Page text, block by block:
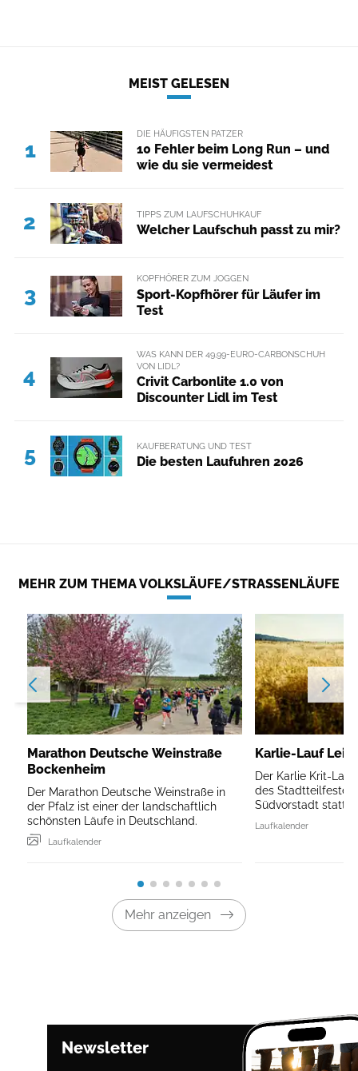
MEIST GELESEN
1
DIE HÄUFIGSTEN PATZER
10 Fehler beim Long Run – und
wie du sie vermeidest
2 TIPPS ZUM LAUFSCHUHKAUF
Welcher Laufschuh passt zu mir?
3
KOPFHÖRER ZUM JOGGEN
Sport-Kopfhörer für Läufer im
Test
4
WAS KANN DER 49,99-EURO-CARBONSCHUH
VON LIDL?
Crivit Carbonlite 1.0 von
Discounter Lidl im Test
5 KAUFBERATUNG UND TEST
Die besten Laufuhren 2026
MEHR ZUM THEMA VOLKSLÄUFE/STRASSENLÄUFE
Marathon Deutsche Weinstraße
Bockenheim
Der Marathon Deutsche Weinstraße in
der Pfalz ist einer der landschaftlich
schönsten Läufe in Deutschland.
Laufkalender
Karlie-Lauf
Der Karlie Krit-
des Stadtteilfestes
Südvorstadt statt.
Laufkalender
Mehr anzeigen
Newsletter